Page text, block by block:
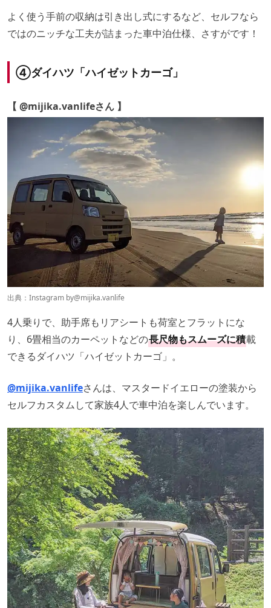
よく使う手前の収納は引き出し式にするなど、セルフなら
ではのニッチな工夫が詰まった車中泊仕様、さすがです！
④ダイハツ「ハイゼットカーゴ」
【 @mijika.vanlifeさん 】
出典：Instagram by@mijika.vanlife
4人乗りで、助手席もリアシートも荷室とフラットにな
り、6畳相当のカーペットなどの長尺物もスムーズに積載
できるダイハツ「ハイゼットカーゴ」。
@mijika.vanlifeさんは、マスタードイエローの塗装から
セルフカスタムして家族4人で車中泊を楽しんでいます。